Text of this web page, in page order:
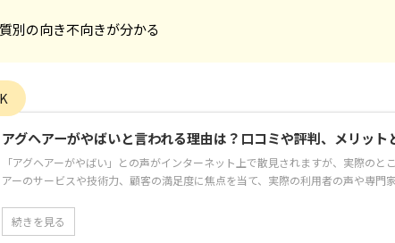
別の向き不向きが分かる
アグヘアーがやばいと言われる理由は？口コミや評判、メリット
「アグヘアーがやばい」との声がインターネット上で散見されますが、実際の
アーのサービスや技術力、顧客の満足度に焦点を当て、実際の利用者の声や専門
続きを見る